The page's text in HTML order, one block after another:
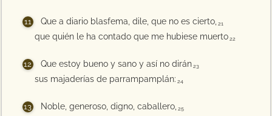
Que a diario blasfema, dile, que no es cierto, 21
que quién le ha contado que me hubiese muerto 22
Que estoy bueno y sano y así no dirán 23
sus majaderías de parrampamplán: 24
Noble, generoso, digno, caballero, 25